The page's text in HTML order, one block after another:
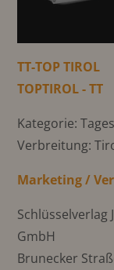
TT-TOP TIROL
TOPTIROL - TT
Kategorie:
Verbreitung:
Marketing /
Schlüsselverlag
GmbH
Brunecker